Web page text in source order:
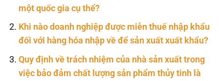
một quốc gia cụ thể?
Khi nào doanh nghiệp được miễn thuế nhập khẩu
đối với hàng hóa nhập về để sản xuất xuất khẩu?
Quy định về trách nhiệm của nhà sản xuất trong
việc bảo đảm chất lượng sản phẩm thủy tinh là